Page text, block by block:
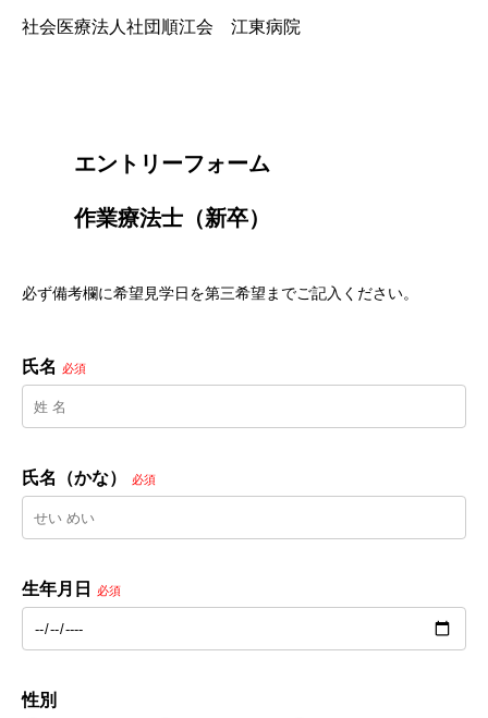
社会医療法人社団順江会 江東病院
        エントリーフォーム
        作業療法士（新卒）
必ず備考欄に希望見学日を第三希望までご記入ください。
氏名 必須
氏名（かな） 必須
生年月日 必須
性別